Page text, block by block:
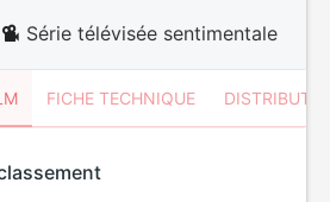
Série télévisée sentimentale
FICHE TECHNIQUE